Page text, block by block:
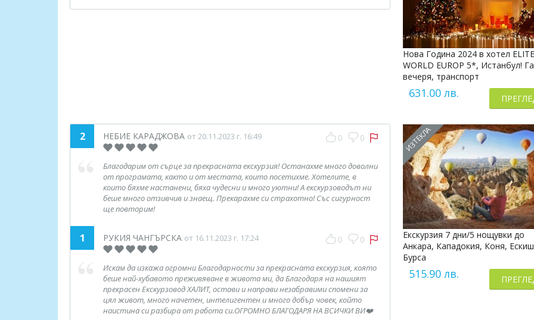
Нова Година 2024 в хотел
WORLD EUROP 5*, Истанбул!
вечеря, транспорт
631.00 лв.
2 НЕБИЕ КАРАДЖОВА от 20.11.2023 г. 16:49 0 0
Благодарим от сърце за прекрасната екскурзия! Останахме много доволни
от програмата, както и от местата, които посетихме. Хотелите, в
които бяхме настанени, бяха чудесни и много уютни! А екскурзоводът ни
беше много отзивчив и знаещ. Прекарахме си страхотно! Със сигурност
ще повторим!
1 РУКИЯ ЧАНГЪРСКА от 16.11.2023 г. 17:24 0 0
Искам да изкажа огромни Благодарности за прекрасната екскурзия, която
беше най-хубавото преживяване в живота ми, да Благодаря на нашият
прекрасен Екскурзовод ХАЛИТ, остави и направи незабравими спомени за
цял живот, много начетен, интелигентен и много добър човек, който
наистина си разбира от работа си.ОГРОМНО БЛАГОДАРЯ НА ВСИЧКИ ВИ❤️
ИЗТЕКЛА
Екскурзия 7 дни/5 нощувки до
Анкара, Кападокия, Коня,
Бурса
515.90 лв.